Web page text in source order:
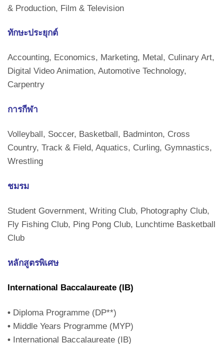
& Production, Film & Television
ทักษะประยุกต์
Accounting, Economics, Marketing, Metal, Culinary Art,
Digital Video Animation, Automotive Technology,
Carpentry
การกีฬา
Volleyball, Soccer, Basketball, Badminton, Cross
Country, Track & Field, Aquatics, Curling, Gymnastics,
Wrestling
ชมรม
Student Government, Writing Club, Photography Club,
Fly Fishing Club, Ping Pong Club, Lunchtime Basketball
Club
หลักสูตรพิเศษ
International Baccalaureate (IB)
• Diploma Programme (DP**)
• Middle Years Programme (MYP)
• International Baccalaureate (IB)